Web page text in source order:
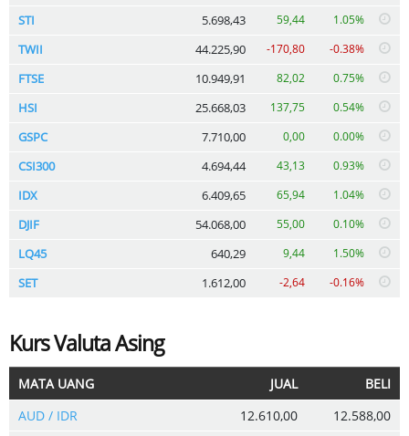
STI 5.698,43 59,44 1.05%
TWII 44.225,90 -170,80 -0.38%
FTSE 10.949,91 82,02 0.75%
HSI 25.668,03 137,75 0.54%
GSPC 7.710,00 0,00 0.00%
CSI300 4.694,44 43,13 0.93%
IDX 6.409,65 65,94 1.04%
DJIF 54.068,00 55,00 0.10%
LQ45 640,29 9,44 1.50%
SET 1.612,00 -2,64 -0.16%
Kurs Valuta Asing
MATA UANG JUAL
BELI
AUD / IDR
12.610,00
12.588,00